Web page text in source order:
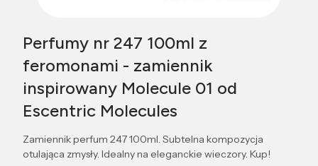
Perfumy nr 247 100ml z
feromonami - zamiennik
inspirowany Molecule 01 od
Escentric Molecules
Zamiennik perfum 247 100ml. Subtelna kompozycja
otulająca zmysły. Idealny na eleganckie wieczory. Kup!